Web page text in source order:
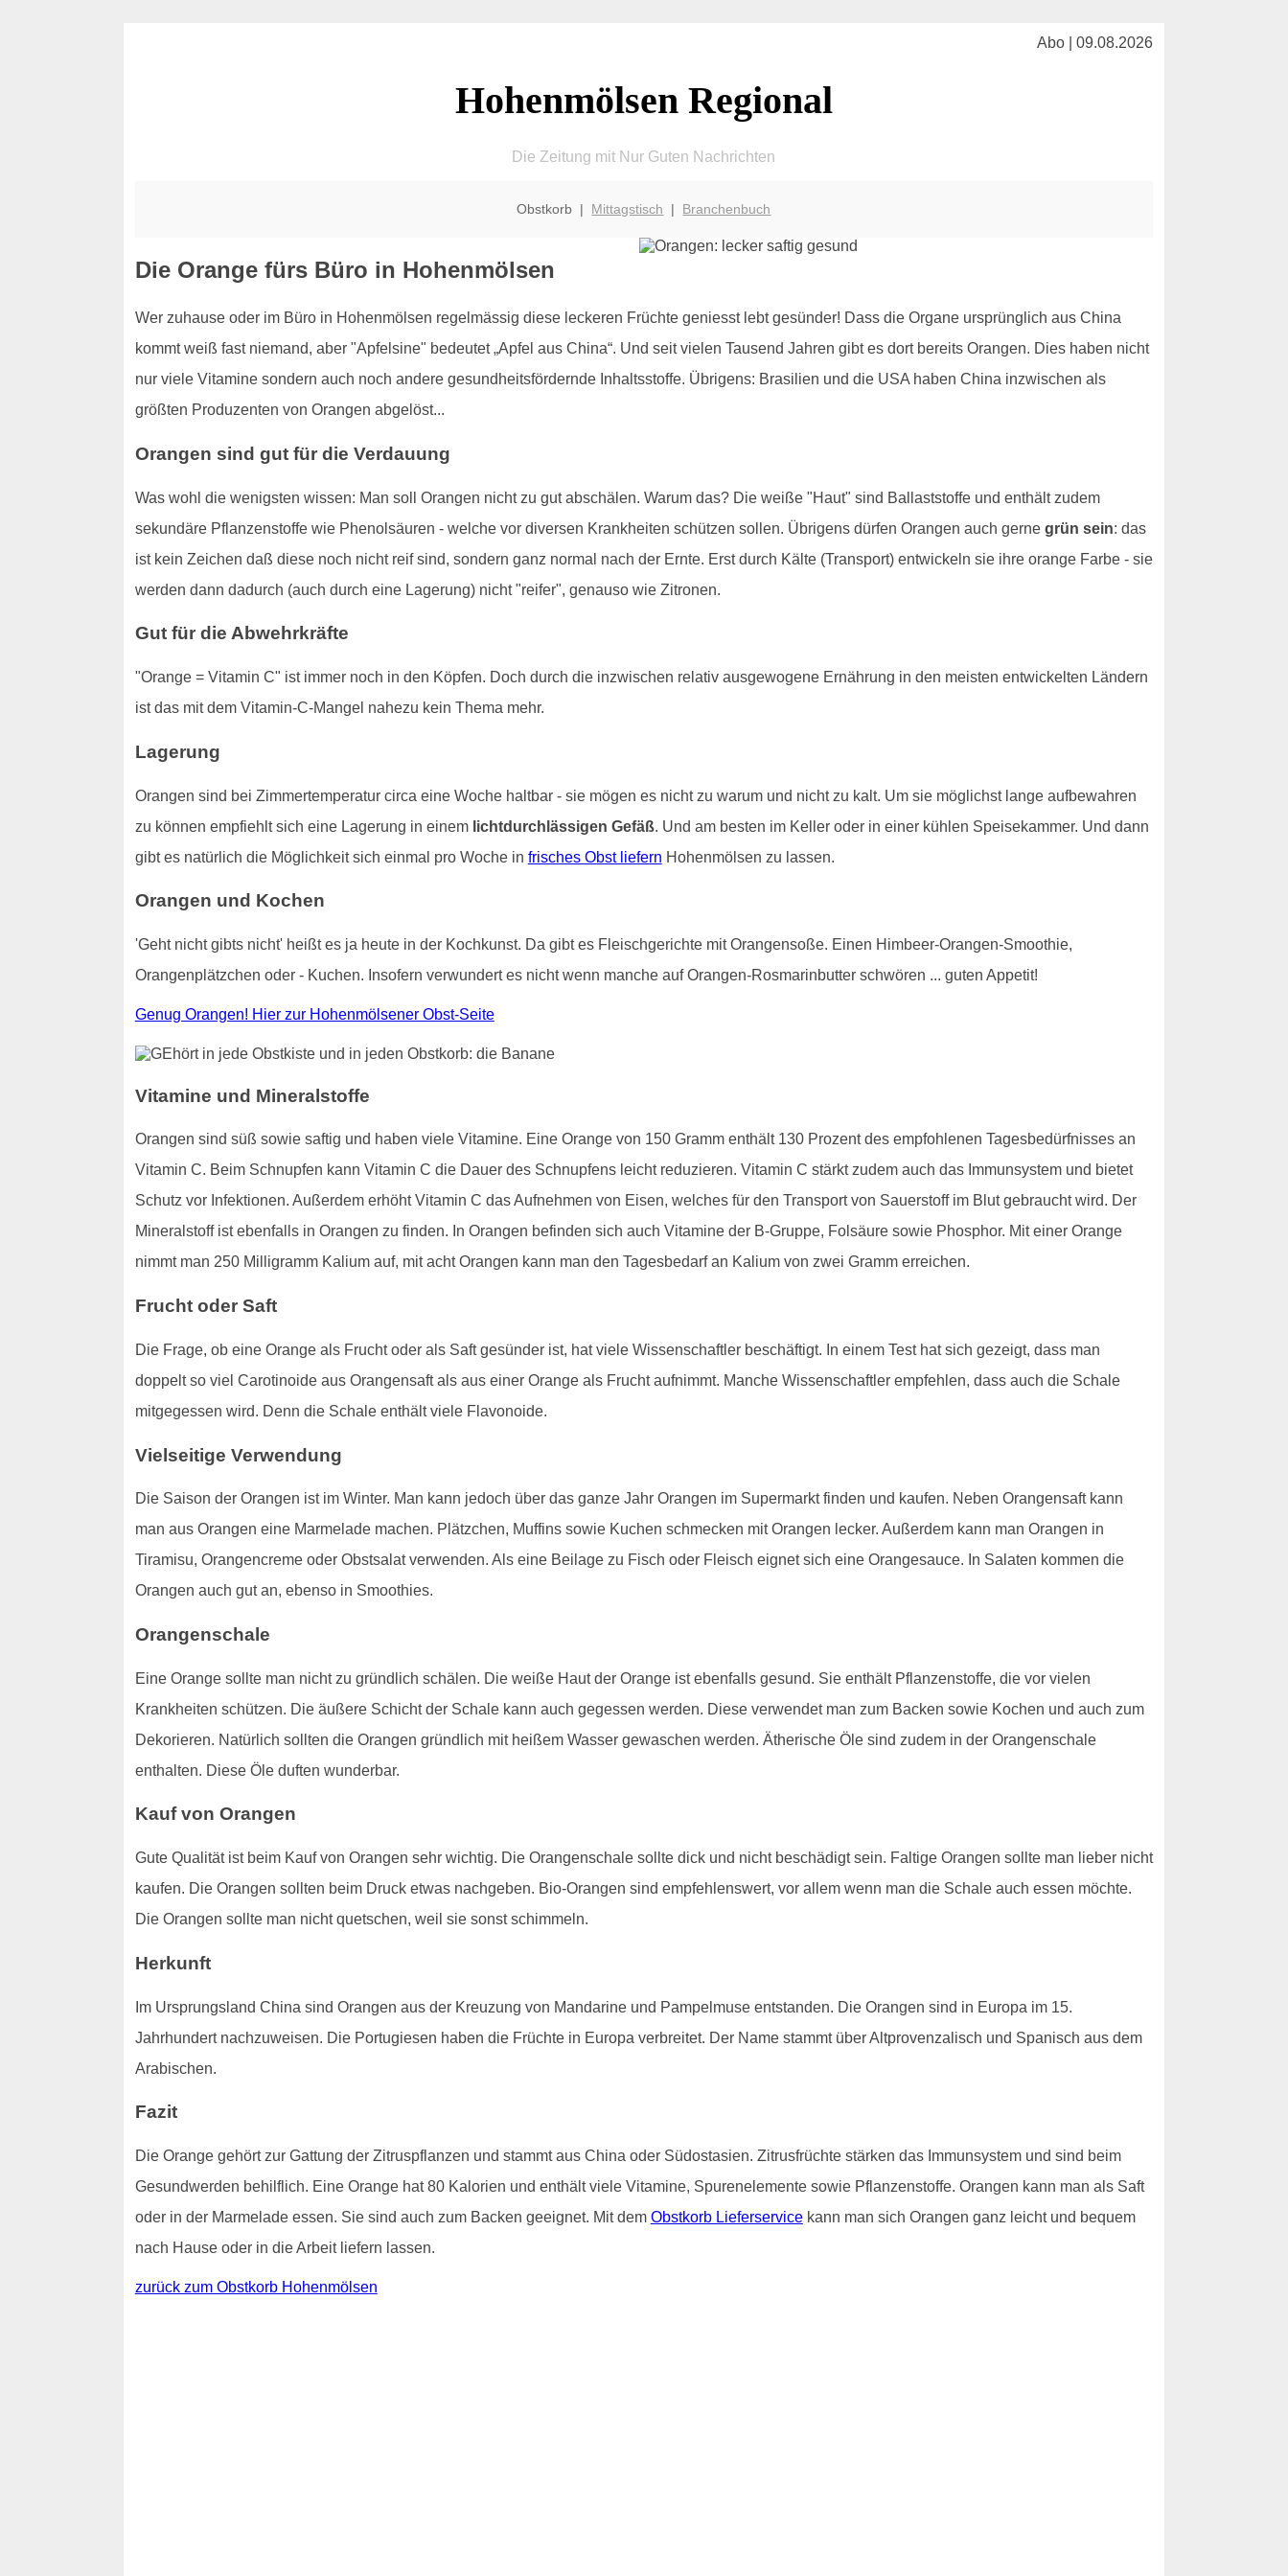
Abo | 09.08.2026
Hohenmölsen Regional
Die Zeitung mit Nur Guten Nachrichten
Obstkorb | Mittagstisch | Branchenbuch
Die Orange fürs Büro in Hohenmölsen
Wer zuhause oder im Büro in Hohenmölsen regelmässig diese leckeren Früchte geniesst lebt gesünder! Dass die Organe ursprünglich aus China
kommt weiß fast niemand, aber "Apfelsine" bedeutet „Apfel aus China“. Und seit vielen Tausend Jahren gibt es dort bereits Orangen. Dies haben nicht
nur viele Vitamine sondern auch noch andere gesundheitsfördernde Inhaltsstoffe. Übrigens: Brasilien und die USA haben China inzwischen als
größten Produzenten von Orangen abgelöst...
Orangen sind gut für die Verdauung
Was wohl die wenigsten wissen: Man soll Orangen nicht zu gut abschälen. Warum das? Die weiße "Haut" sind Ballaststoffe und enthält zudem
sekundäre Pflanzenstoffe wie Phenolsäuren - welche vor diversen Krankheiten schützen sollen. Übrigens dürfen Orangen auch gerne grün sein: das
ist kein Zeichen daß diese noch nicht reif sind, sondern ganz normal nach der Ernte. Erst durch Kälte (Transport) entwickeln sie ihre orange Farbe - sie
werden dann dadurch (auch durch eine Lagerung) nicht "reifer", genauso wie Zitronen.
Gut für die Abwehrkräfte
"Orange = Vitamin C" ist immer noch in den Köpfen. Doch durch die inzwischen relativ ausgewogene Ernährung in den meisten entwickelten Ländern
ist das mit dem Vitamin-C-Mangel nahezu kein Thema mehr.
Lagerung
Orangen sind bei Zimmertemperatur circa eine Woche haltbar - sie mögen es nicht zu warum und nicht zu kalt. Um sie möglichst lange aufbewahren
zu können empfiehlt sich eine Lagerung in einem lichtdurchlässigen Gefäß. Und am besten im Keller oder in einer kühlen Speisekammer. Und dann
gibt es natürlich die Möglichkeit sich einmal pro Woche in frisches Obst liefern Hohenmölsen zu lassen.
Orangen und Kochen
'Geht nicht gibts nicht' heißt es ja heute in der Kochkunst. Da gibt es Fleischgerichte mit Orangensoße. Einen Himbeer-Orangen-Smoothie,
Orangenplätzchen oder - Kuchen. Insofern verwundert es nicht wenn manche auf Orangen-Rosmarinbutter schwören ... guten Appetit!
Genug Orangen! Hier zur Hohenmölsener Obst-Seite
Vitamine und Mineralstoffe
Orangen sind süß sowie saftig und haben viele Vitamine. Eine Orange von 150 Gramm enthält 130 Prozent des empfohlenen Tagesbedürfnisses an
Vitamin C. Beim Schnupfen kann Vitamin C die Dauer des Schnupfens leicht reduzieren. Vitamin C stärkt zudem auch das Immunsystem und bietet
Schutz vor Infektionen. Außerdem erhöht Vitamin C das Aufnehmen von Eisen, welches für den Transport von Sauerstoff im Blut gebraucht wird. Der
Mineralstoff ist ebenfalls in Orangen zu finden. In Orangen befinden sich auch Vitamine der B-Gruppe, Folsäure sowie Phosphor. Mit einer Orange
nimmt man 250 Milligramm Kalium auf, mit acht Orangen kann man den Tagesbedarf an Kalium von zwei Gramm erreichen.
Frucht oder Saft
Die Frage, ob eine Orange als Frucht oder als Saft gesünder ist, hat viele Wissenschaftler beschäftigt. In einem Test hat sich gezeigt, dass man
doppelt so viel Carotinoide aus Orangensaft als aus einer Orange als Frucht aufnimmt. Manche Wissenschaftler empfehlen, dass auch die Schale
mitgegessen wird. Denn die Schale enthält viele Flavonoide.
Vielseitige Verwendung
Die Saison der Orangen ist im Winter. Man kann jedoch über das ganze Jahr Orangen im Supermarkt finden und kaufen. Neben Orangensaft kann
man aus Orangen eine Marmelade machen. Plätzchen, Muffins sowie Kuchen schmecken mit Orangen lecker. Außerdem kann man Orangen in
Tiramisu, Orangencreme oder Obstsalat verwenden. Als eine Beilage zu Fisch oder Fleisch eignet sich eine Orangesauce. In Salaten kommen die
Orangen auch gut an, ebenso in Smoothies.
Orangenschale
Eine Orange sollte man nicht zu gründlich schälen. Die weiße Haut der Orange ist ebenfalls gesund. Sie enthält Pflanzenstoffe, die vor vielen
Krankheiten schützen. Die äußere Schicht der Schale kann auch gegessen werden. Diese verwendet man zum Backen sowie Kochen und auch zum
Dekorieren. Natürlich sollten die Orangen gründlich mit heißem Wasser gewaschen werden. Ätherische Öle sind zudem in der Orangenschale
enthalten. Diese Öle duften wunderbar.
Kauf von Orangen
Gute Qualität ist beim Kauf von Orangen sehr wichtig. Die Orangenschale sollte dick und nicht beschädigt sein. Faltige Orangen sollte man lieber nicht
kaufen. Die Orangen sollten beim Druck etwas nachgeben. Bio-Orangen sind empfehlenswert, vor allem wenn man die Schale auch essen möchte.
Die Orangen sollte man nicht quetschen, weil sie sonst schimmeln.
Herkunft
Im Ursprungsland China sind Orangen aus der Kreuzung von Mandarine und Pampelmuse entstanden. Die Orangen sind in Europa im 15.
Jahrhundert nachzuweisen. Die Portugiesen haben die Früchte in Europa verbreitet. Der Name stammt über Altprovenzalisch und Spanisch aus dem
Arabischen.
Fazit
Die Orange gehört zur Gattung der Zitruspflanzen und stammt aus China oder Südostasien. Zitrusfrüchte stärken das Immunsystem und sind beim
Gesundwerden behilflich. Eine Orange hat 80 Kalorien und enthält viele Vitamine, Spurenelemente sowie Pflanzenstoffe. Orangen kann man als Saft
oder in der Marmelade essen. Sie sind auch zum Backen geeignet. Mit dem Obstkorb Lieferservicekann man sich Orangen ganz leicht und bequem
nach Hause oder in die Arbeit liefern lassen.
zurück zum Obstkorb Hohenmölsen